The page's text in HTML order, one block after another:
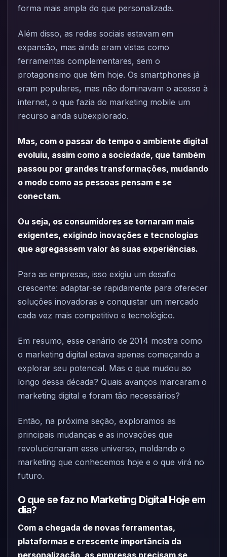
forma mais ampla do que personalizada.
Além disso, as redes sociais estavam em
expansão, mas ainda eram vistas como
ferramentas complementares, sem o
protagonismo que têm hoje. Os smartphones já
eram populares, mas não dominavam o acesso à
internet, o que fazia do marketing mobile um
recurso ainda subexplorado.
Mas, com o passar do tempo o ambiente digital
evoluiu, assim como a sociedade, que também
passou por grandes transformações, mudando
o modo como as pessoas pensam e se
conectam.
Ou seja, os consumidores se tornaram mais
exigentes, exigindo inovações e tecnologias
que agregassem valor às suas experiências.
Para as empresas, isso exigiu um desafio
crescente: adaptar-se rapidamente para oferecer
soluções inovadoras e conquistar um mercado
cada vez mais competitivo e tecnológico.
Em resumo, esse cenário de 2014 mostra como
o marketing digital estava apenas começando a
explorar seu potencial. Mas o que mudou ao
longo dessa década? Quais avanços marcaram o
marketing digital e foram tão necessários?
Então, na próxima seção, exploramos as
principais mudanças e as inovações que
revolucionaram esse universo, moldando o
marketing que conhecemos hoje e o que virá no
futuro.
O que se faz no Marketing Digital Hoje em
dia?
Com a chegada de novas ferramentas,
plataformas e crescente importância da
personalização, as empresas precisam se